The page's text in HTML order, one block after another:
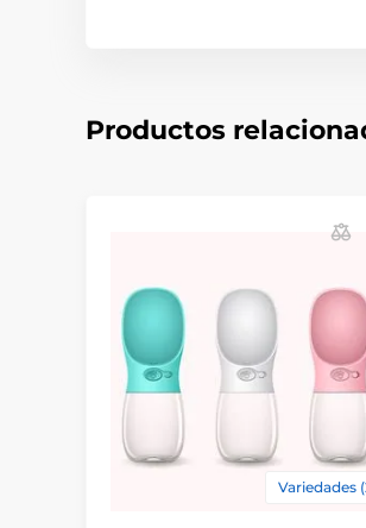
Productos
Variedades